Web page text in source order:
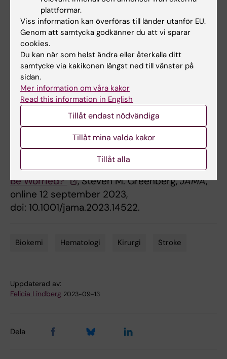
Intracerebral hemorrhage among blood
donors and their transfusion recipients
”.
Jingcheng Zhao, Klaus Rostgaard, Elsa
Lauwers, Torsten Dahlén, Sisse Rye Ostrowski,
Christian Erikstrup, Ole Birger Pedersen,
Bart De Strooper, Robin Lemmens, Henrik
Hjalgrim, Gustaf Edgren.JAMA (Journal of the
American Medical Association),online 12
september 2023, doi:
10.1001/jama.2023.14445.
Editorial som kommenterar resultaten:
"Blood
Transfusion and Brain AmyloidosisShould We
Be Worried?"
, Steven M. Greenberg,JAMA,
online 12 september 2023,
doi: 10.1001/jama.2023.14522.
Biokemi Hematologi Kirurgi Stroke
Uppdaterad av:
Felicia Lindberg 2023-09-13
Dela
plattformar.
Viss information kan överföras till länder utanför EU.
Genom att samtycka godkänner du att vi sparar
cookies.
Du kan när som helst ändra eller återkalla ditt
samtycke via kakikonen längst ned till vänster på
sidan.
Mer information om våra kakor
Read this information in English
Tillåt endast nödvändiga
Tillåt mina valda kakor
Tillåt alla